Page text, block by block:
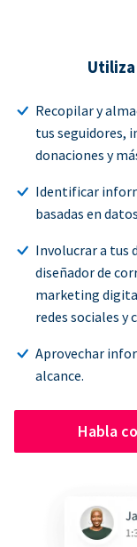
Utiliza
Recopilar y
tus seguidores,
donaciones y
Identificar
basadas en
Involucrar a tus
diseñador de
marketing
redes sociales
Aprovechar
alcance.
Habla